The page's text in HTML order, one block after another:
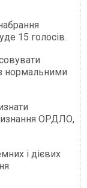
15 голосів.
нормальними
ОРДЛО,
і дієвих